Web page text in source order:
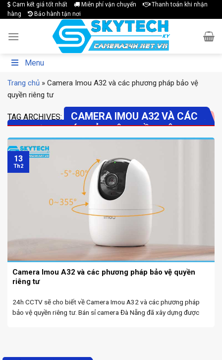
Skip
to
Cam kết giá tốt nhất Miễn phí vận chuyển
Thanh toán khi nhận
hàng
Bảo hành tận nơi
Menu
Trang chủ » Camera Imou A32 và các phương pháp bảo vệ
quyền riêng tư
TAG ARCHIVES:
CAMERA IMOU A32 VÀ CÁC
PHƯƠNG PHÁP BẢO VỆ QUYỀN RIÊNG TƯ
Camera Imou A32 và các phương pháp bảo vệ quyền
riêng tư
24h CCTV sẽ cho biết về Camera Imou A32 và các phương pháp
bảo vệ quyền riêng tư. Bán sỉ camera Đà Nẵng đã xây dựng được
13
Th2